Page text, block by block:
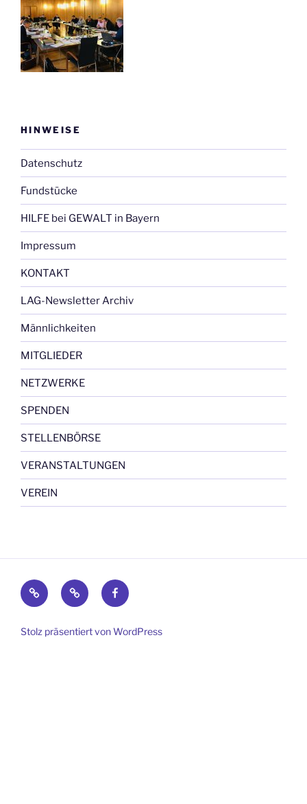
HINWEISE
Datenschutz
Fundstücke
HILFE bei GEWALT in Bayern
Impressum
KONTAKT
LAG-Newsletter Archiv
Männlichkeiten
MITGLIEDER
NETZWERKE
SPENDEN
STELLENBÖRSE
VERANSTALTUNGEN
VEREIN
ImpressumDatenschutzFacebook
Stolz präsentiert von WordPress